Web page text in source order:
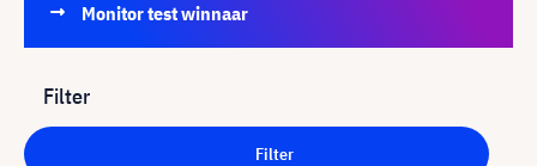
Monitor test winnaar
Filter
Filter